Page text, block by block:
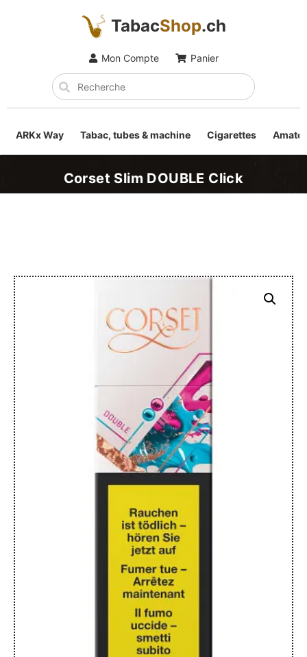
TabacShop.ch
Mon Compte Panier
ARKx Way Tabac, tubes & machine Cigarettes
Corset Slim DOUBLE Click